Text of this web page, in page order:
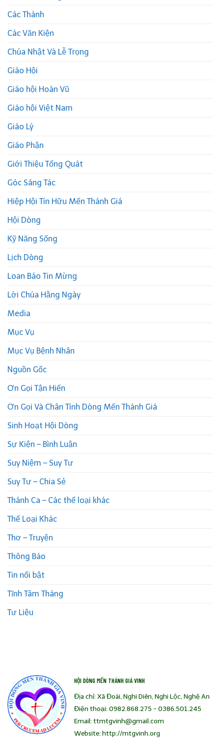
Các Thánh
Các Văn Kiện
Chúa Nhật Và Lễ Trọng
Giáo Hội
Giáo hội Hoàn Vũ
Giáo hội Việt Nam
Giáo Lý
Giáo Phận
Giới Thiệu Tổng Quát
Góc Sáng Tác
Hiệp Hội Tín Hữu Mến Thánh Giá
Hội Dòng
Kỹ Năng Sống
Lịch Dòng
Loan Báo Tin Mừng
Lời Chúa Hằng Ngày
Media
Mục Vụ
Mục Vụ Bệnh Nhân
Nguồn Gốc
Ơn Gọi Tận Hiến
Ơn Gọi Và Chân Tính Dòng Mến Thánh Giá
Sinh Hoạt Hội Dòng
Sự Kiện – Bình Luận
Suy Niệm – Suy Tư
Suy Tư – Chia Sẻ
Thánh Ca – Các thể loại khác
Thể Loại Khác
Thơ – Truyện
Thông Báo
Tin nổi bật
Tĩnh Tâm Tháng
Tư Liệu
HỘI DÒNG MẾN THÁNH GIÁ VINH
Địa chỉ: Xã Đoài, Nghi Diên, Nghi Lộc, Nghệ An
Điện thoại: 0982.868.275 - 0386.501.245
Email: ttmtgvinh@gmail.com
Website: http://mtgvinh.org